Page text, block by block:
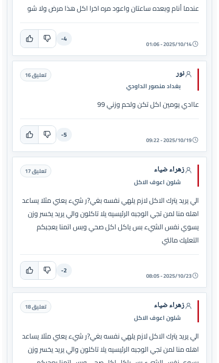
عندما أنام وبعده ساعتان واعود مره اخرا اكل هذا مرض ولا شو
2025/10/14 - 01:06
-4
نور
بغداد منصور الداودي
تعليق 16
عاادي يومين اكل تكن ولحم وزني 99
2025/10/19 - 09:22
-5
زهراء ضياء
شلون اعوف الاكل
تعليق 17
الي يريد يترك الاكل لازم يلهي نفسه بغي?ر شيء يعني مثلا يساعد
اهله منا لمن تجي الوجبه الرئيسيه يلا تاكلون والي يريد يخسر وزن
يسوي نفس الشيء بس ياكل اكل صحي وبس اتمنا يعجبكم
التعليك مالتي
2025/10/23 - 08:05
-2
زهراء ضياء
شلون اعوف الاكل
تعليق 18
الي يريد يترك الاكل لازم يلهي نفسه بغي?ر شيء يعني مثلا يساعد
اهله منا لمن تجي الوجبه الرئيسيه يلا تاكلون والي يريد يخسر وزن